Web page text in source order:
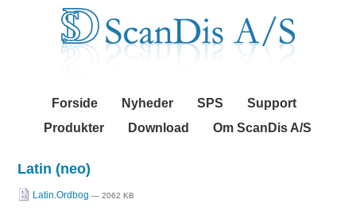
Navigation
Forside Nyheder SPS
Support
Produkter
Download Om ScanDis A/S
Latin (neo)
Latin.Ordbog— 2062 KB